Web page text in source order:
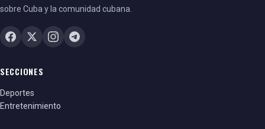
sobre Cuba y la comunidad cubana.
SECCIONES
Deportes
Entretenimiento